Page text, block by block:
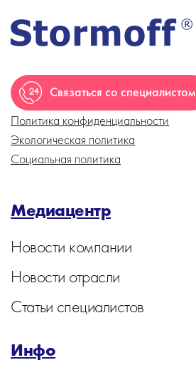
Связаться со специалистом
Политика конфиденциальности
Экологическая политика
Социальная политика
Медиацентр
Новости компании
Новости отрасли
Статьи специалистов
Инфо